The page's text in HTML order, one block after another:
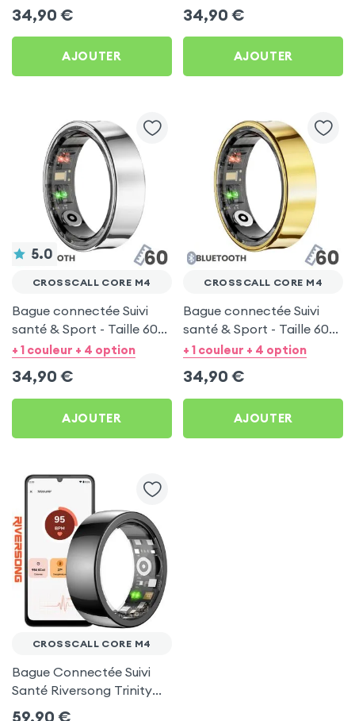
34,90 €
AJOUTER
34,90 €
AJOUTER
5.0
CROSSCALL CORE M4
Bague connectée Suivi
santé & Sport - Taille 60
Argent
+ 1 couleur + 4 option
34,90 €
AJOUTER
CROSSCALL CORE M4
Bague connectée Suivi
santé & Sport - Taille 60
Or
+ 1 couleur + 4 option
34,90 €
AJOUTER
CROSSCALL CORE M4
Bague Connectée Suivi
Santé Riversong Trinity
Noir - Anneau Connecté
59,90 €